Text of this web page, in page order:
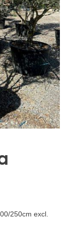
250cm excl.